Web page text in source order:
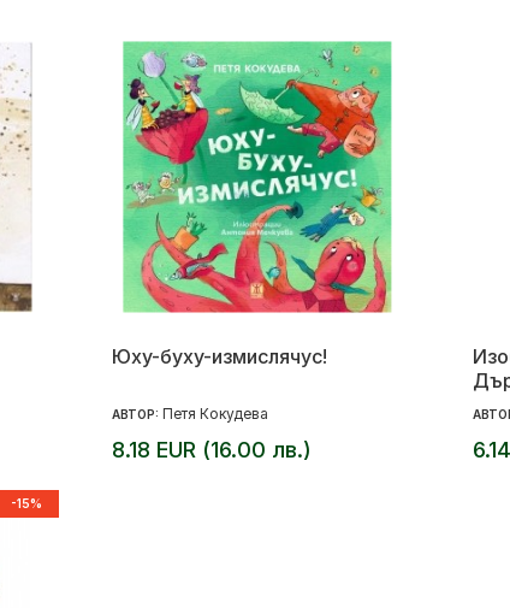
Юху-буху-измислячус!
АВТОР: Петя Кокудева
8.18 EUR (16.00 лв.)
-15%